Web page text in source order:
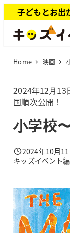
イ
子どもとお出
Home 映画
2024年12⽉13
国順次公開！
⼩学校
投稿日
2024年10月
著
キッズイベント